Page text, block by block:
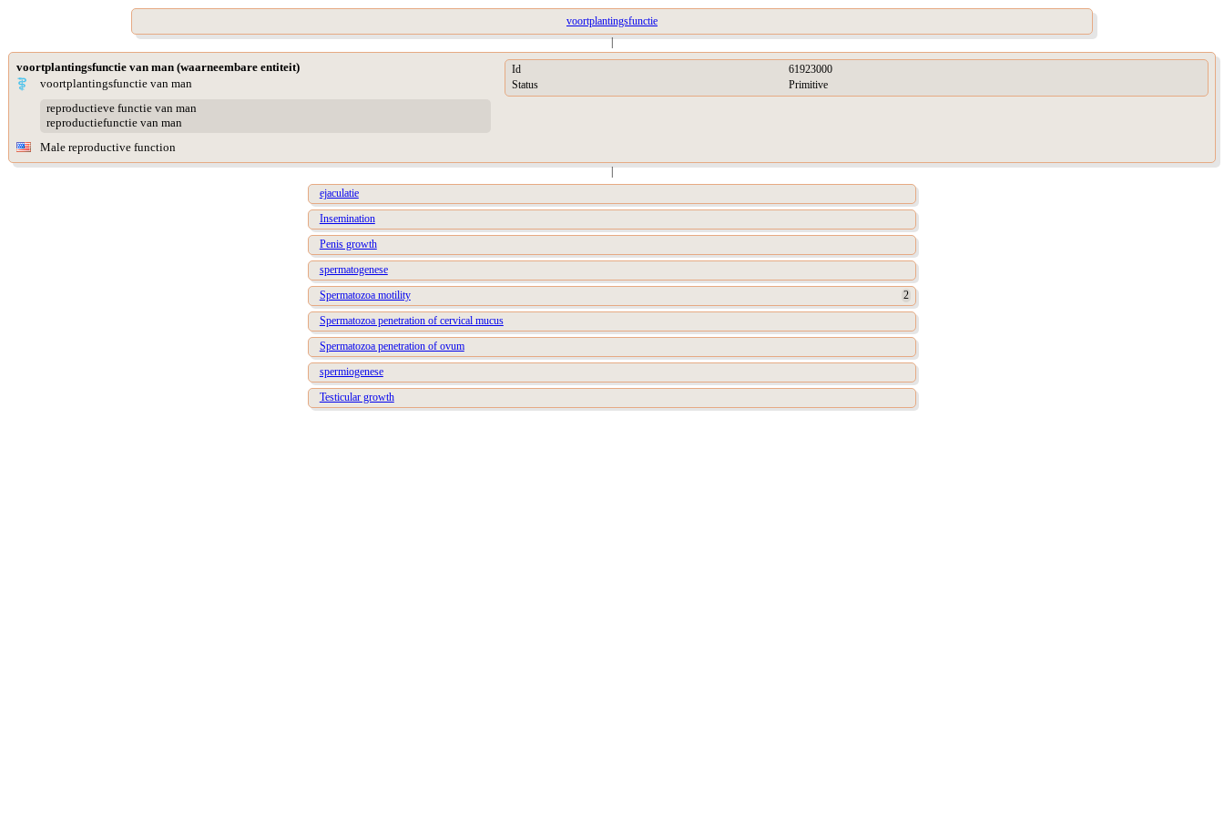
voortplantingsfunctie
|
voortplantingsfunctie van man (waarneembare entiteit)
voortplantingsfunctie van man
reproductieve functie van man
reproductiefunctie van man
Male reproductive function
Id
61923000
Status
Primitive
|
ejaculatie
Insemination
Penis growth
spermatogenese
Spermatozoa motility
2
Spermatozoa penetration of cervical mucus
Spermatozoa penetration of ovum
spermiogenese
Testicular growth